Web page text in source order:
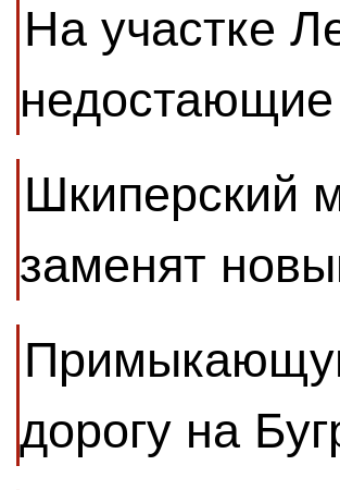
На участке
Шкиперский
заменят
дорогу на